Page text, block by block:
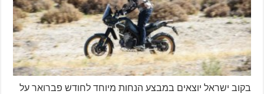
בקוב ישראל יוצאים במבצע הנחות מיוחד לחודש פברואר על